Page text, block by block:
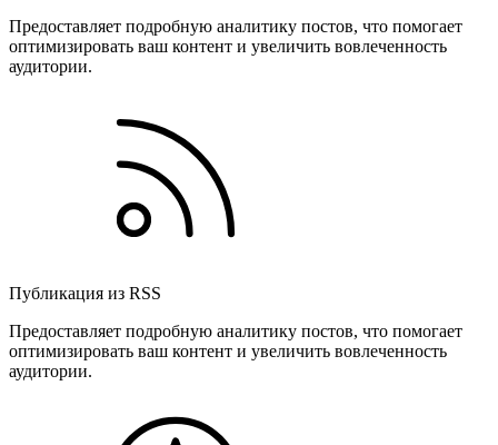
Предоставляет подробную аналитику постов, что помогает
оптимизировать ваш контент и увеличить вовлеченность
аудитории.
Публикация из RSS
Предоставляет подробную аналитику постов, что помогает
оптимизировать ваш контент и увеличить вовлеченность
аудитории.